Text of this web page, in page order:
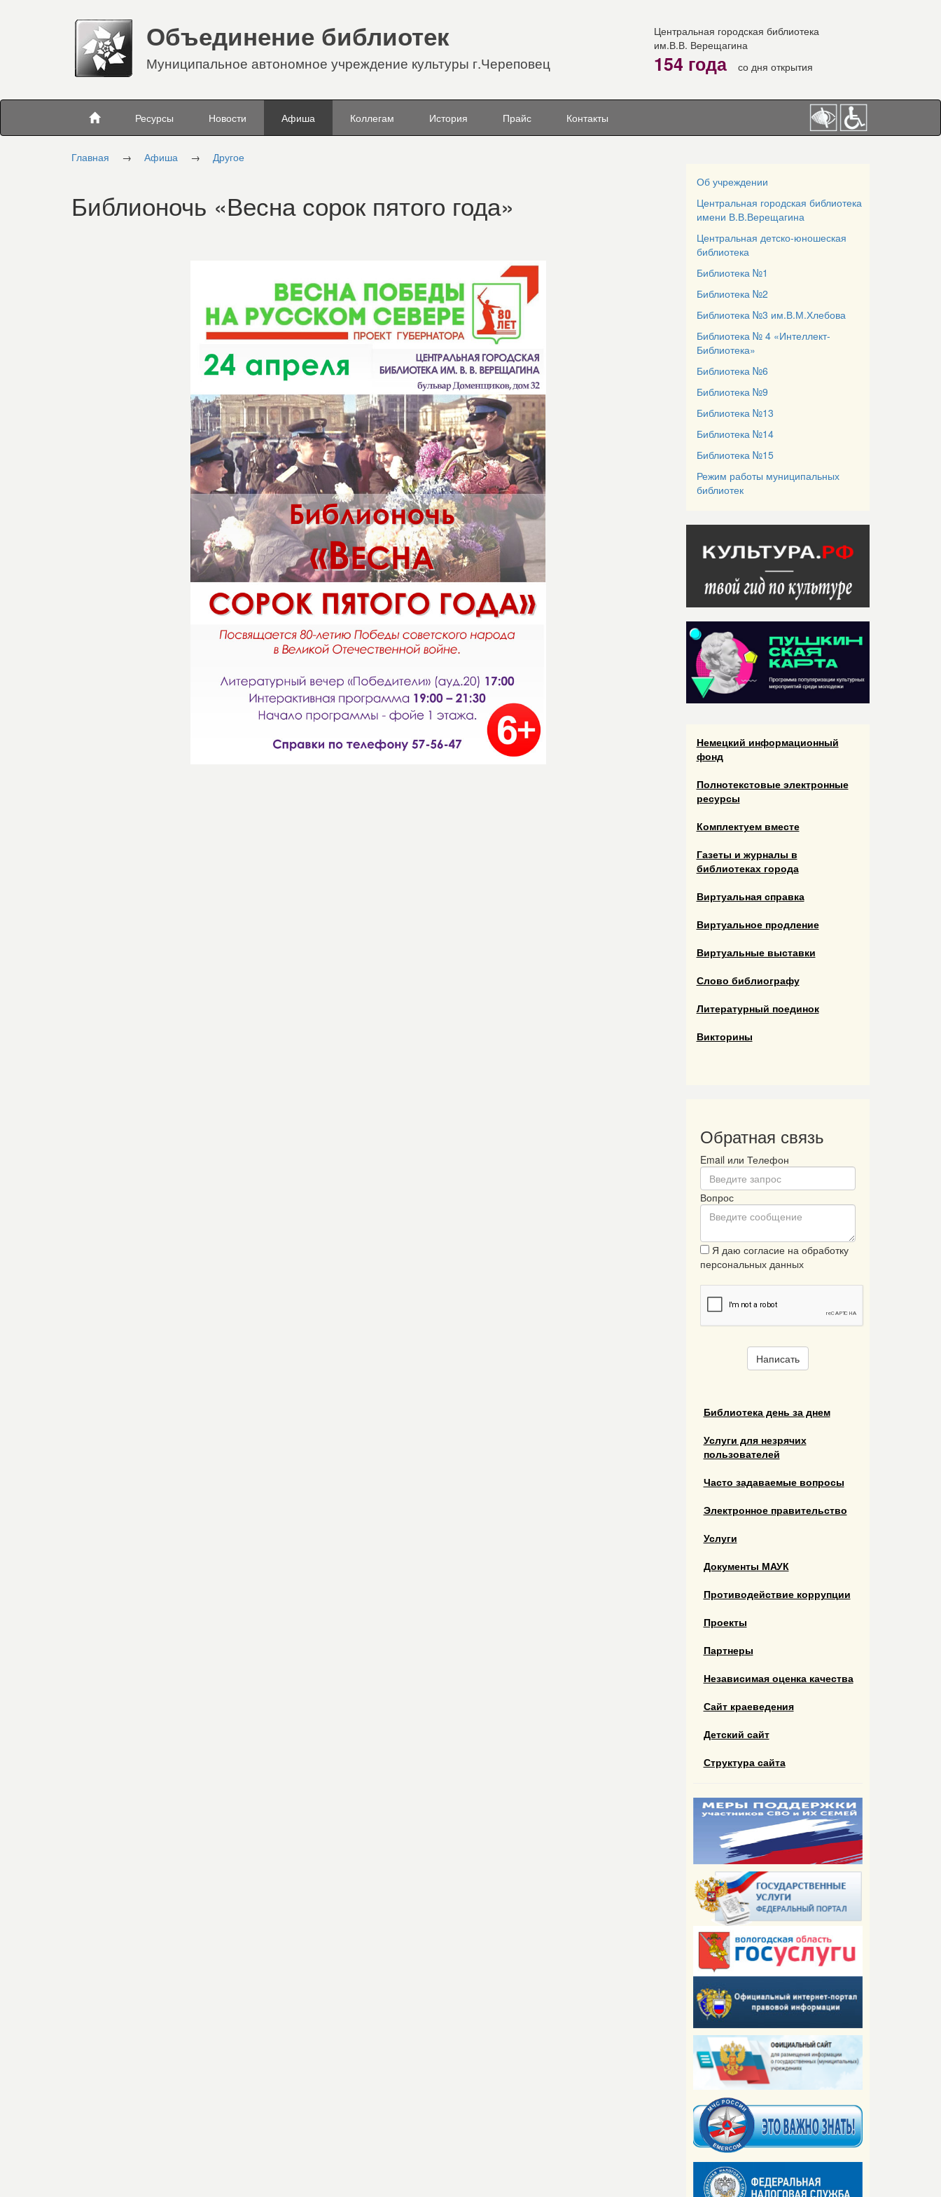
Объединение библиотек
Муниципальное автономное учреждение культуры г.Череповец
Центральная городская библиотека
им.В.В. Верещагина
154 года со дня открытия
Ресурсы Новости Афиша Коллегам История Прайс Контакты
Главная → Афиша → Другое
Библионочь «Весна сорок пятого года»
Об учреждении
Центральная городская библиотека
имени В.В.Верещагина
Центральная детско-юношеская
библиотека
Библиотека №1
Библиотека №2
Библиотека №3 им.В.М.Хлебова
Библиотека № 4 «Интеллект-
Библиотека»
Библиотека №6
Библиотека №9
Библиотека №13
Библиотека №14
Библиотека №15
Режим работы муниципальных
библиотек
Немецкий информационный
фонд
Полнотекстовые электронные
ресурсы
Комплектуем вместе
Газеты и журналы в
библиотеках города
Виртуальная справка
Виртуальное продление
Виртуальные выставки
Слово библиографу
Литературный поединок
Викторины
Обратная связь
Email или Телефон
Вопрос
Я даю согласие на обработку
персональных данных
Написать
Библиотека день за днем
Услуги для незрячих
пользователей
Часто задаваемые вопросы
Электронное правительство
Услуги
Документы МАУК
Противодействие коррупции
Проекты
Партнеры
Независимая оценка качества
Сайт краеведения
Детский сайт
Структура сайта